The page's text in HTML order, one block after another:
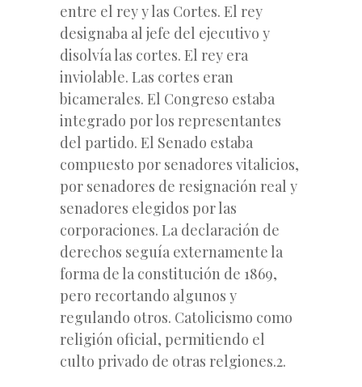
entre el rey y las Cortes. El rey
designaba al jefe del ejecutivo y
disolvía las cortes. El rey era
inviolable. Las cortes eran
bicamerales. El Congreso estaba
integrado por los representantes
del partido. El Senado estaba
compuesto por senadores vitalicios,
por senadores de resignación real y
senadores elegidos por las
corporaciones. La declaración de
derechos seguía externamente la
forma de la constitución de 1869,
pero recortando algunos y
regulando otros. Catolicismo como
religión oficial, permitiendo el
culto privado de otras relgiones.2.